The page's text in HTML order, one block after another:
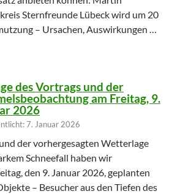
Sternfreunde Lübeck wird um 20
– Ursachen, Auswirkungen …
06.03.2026
des Vortrags und der
am Freitag, 9.
2026
7. Januar 2026
der vorhergesagten Wetterlage
Schneefall haben wir
den 9. Januar 2026, geplanten
– Besucher aus den Tiefen des